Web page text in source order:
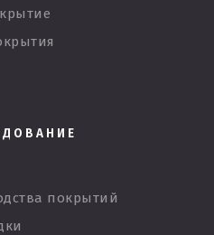
покрытий